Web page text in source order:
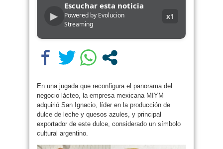
▶
Escuchar esta noticia
Powered by Evolucion
Streaming
x1
En una jugada que reconfigura el panorama del
negocio lácteo, la empresa mexicana MIYM
adquirió San Ignacio, líder en la producción de
dulce de leche y quesos azules, y principal
exportador de este dulce, considerado un símbolo
cultural argentino.